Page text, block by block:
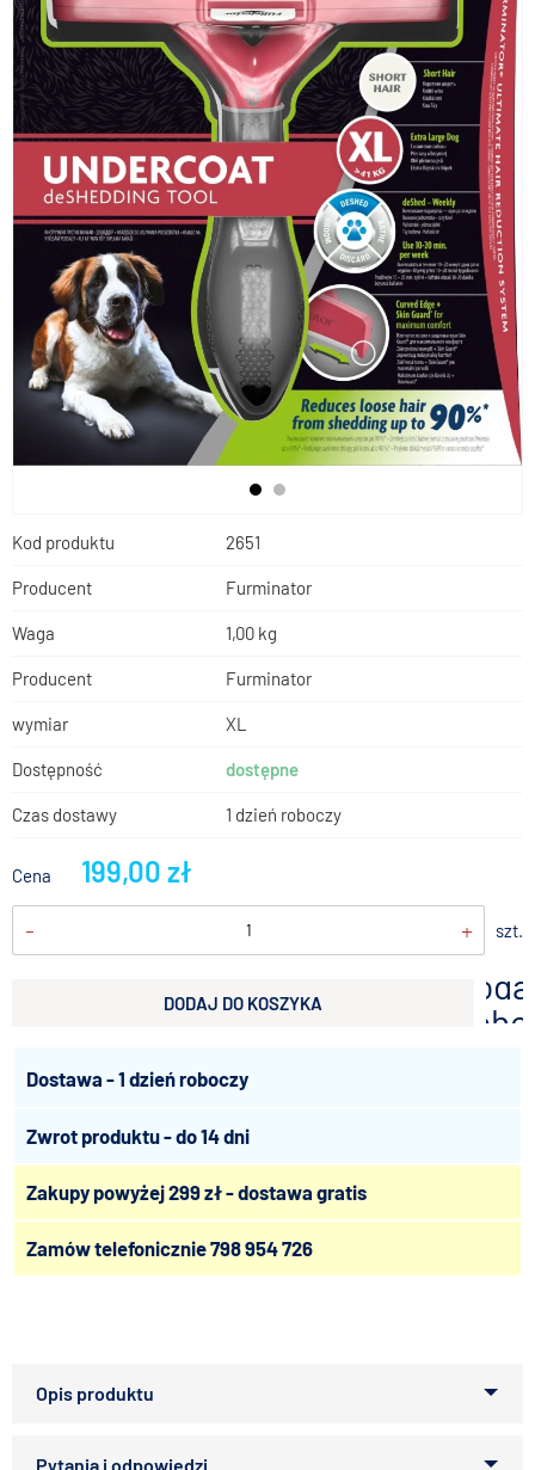
Kod produktu 2651
Producent Furminator
Waga 1,00 kg
Producent Furminator
wymiar XL
Dostępność dostępne
Czas dostawy 1 dzień roboczy
Cena 199,00 zł
- + szt.
DODAJ DO KOSZYKA
Dostawa - 1 dzień roboczy
Zwrot produktu - do 14 dni
Zakupy powyżej 299 zł - dostawa gratis
Zamów telefonicznie798 954 726